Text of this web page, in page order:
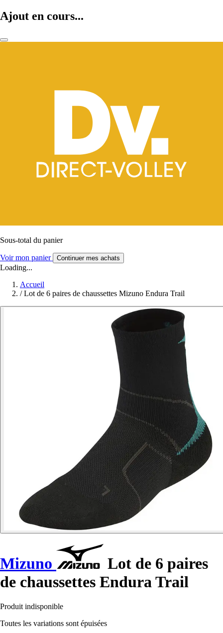
Ajout en cours...
Sous-total du panier
Voir mon panier Continuer mes achats
Loading...
Accueil
/ Lot de 6 paires de chaussettes Mizuno Endura Trail
Mizuno
Lot de 6 paires
de chaussettes Endura Trail
Produit indisponible
Toutes les variations sont épuisées